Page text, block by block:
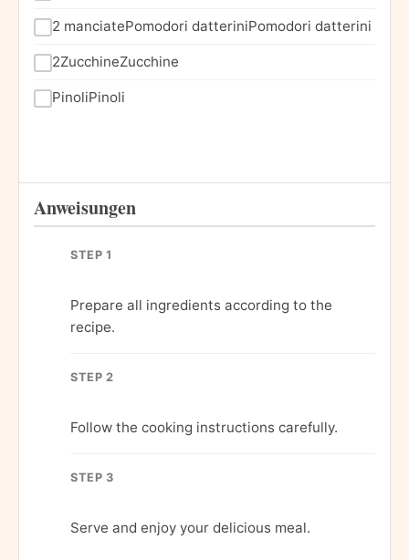
2 manciatePomodori datteriniPomodori datterini
2ZucchineZucchine
PinoliPinoli
Anweisungen
STEP 1
Prepare all ingredients according to the
recipe.
STEP 2
Follow the cooking instructions carefully.
STEP 3
Serve and enjoy your delicious meal.